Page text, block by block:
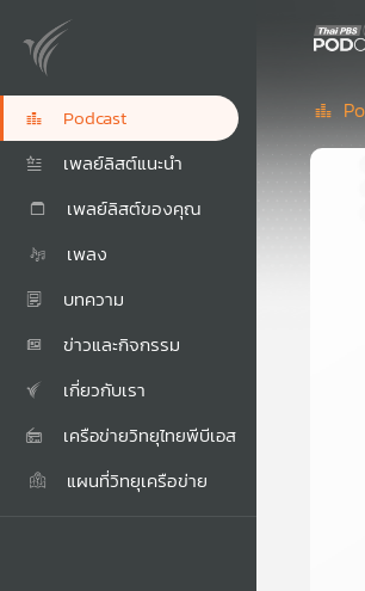
Podcast
เพลย์ลิสต์แนะนำ
เพลย์ลิสต์ของคุณ
เพลง
บทความ
ข่าวและกิจกรรม
เกี่ยวกับเรา
เครือข่ายวิทยุไทยพีบีเอส
แผนที่วิทยุเครือข่าย